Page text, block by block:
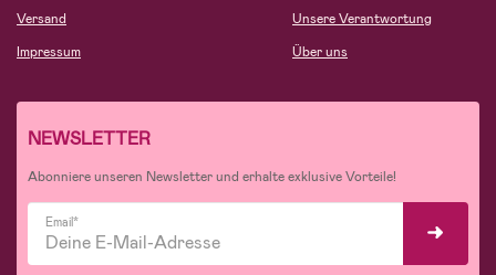
Versand
Impressum
Unsere Verantwortung
Über uns
NEWSLETTER
Abonniere unseren Newsletter und erhalte exklusive Vorteile!
Email*